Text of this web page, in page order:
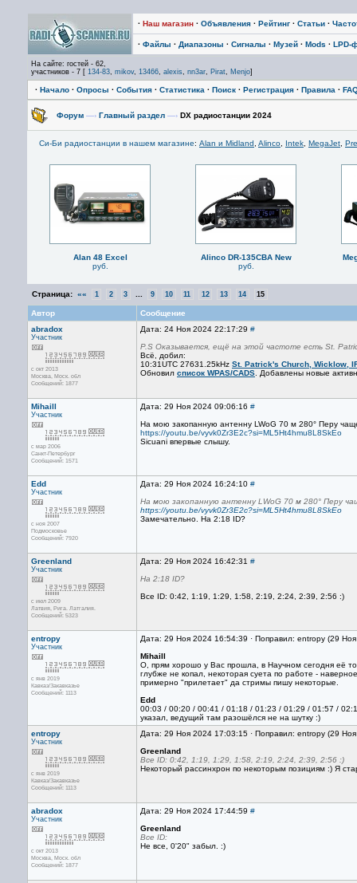
· Наш магазин · Объявления · Рейтинг · Статьи ·
· Файлы · Диапазоны · Сигналы · Музей · Mods · LPD-
На сайте: гостей - 62,
участников - 7 [ 134-83, mikov, 13466, alexis, nn3ar, Pirat, Menjo]
· Начало · Опросы · События · Статистика · Поиск · Регистрация · Правила ·
Форум —› Главный раздел —› DX радиостанции 2024
Си-Би радиостанции в нашем магазине: Alan и Midland Alinco Intek MegaJet
Alan 48 Excel
руб.
Alinco DR-135CBA New
руб.
Страница: «« 1 2 3 9 10 11 12 13 14 15
Автор
Сообщение
abradox
Участник
с окт 2013
Москва, Mоск. обл
Сообщений: 1877
Дата: 24 Ноя 2024 22:17:29 #
P.S Оказывается, ещё на этой частоте есть St.
Всё, добил:
10:31UTC 27631.25kHz St. Patrick's Church, Wicklow,
Обновил список WPAS/CADS . Добавлены новые
Mihaill
Участник
с мар 2006
Санкт-Петербург
Сообщений: 1571
Дата: 29 Ноя 2024 09:06:16 #
На мою закопанную антенну LWoG 70 м 280° Перу
https://youtu.be/vyvk0Zr3E2c?si=ML5Ht4hmu8L8SkEo
Sicuani впервые слышу.
Edd
Участник
с ноя 2007
Подмосковье
Сообщений: 7920
Дата: 29 Ноя 2024 16:24:10 #
На мою закопанную антенну LWoG 70 м 280° Перу
https://youtu.be/vyvk0Zr3E2c?si=ML5Ht4hmu8L8SkEo
Замечательно. На 2:18 ID?
Greenland
Участник
с июл 2009
Латвия, Рига. Латгалия.
Сообщений: 5323
Дата: 29 Ноя 2024 16:42:31 #
На 2:18 ID?
Все ID: 0:42, 1:19, 1:29, 1:58, 2:19, 2:24, 2:39, 2:56 :)
entropy
Участник
с янв 2019
Кавказ/Закавказье
Сообщений: 1113
Дата: 29 Ноя 2024 16:54:39 · Поправил: entropy (29
Mihaill
О, прям хорошо у Вас прошла, в Научном сегодня её
глубже не копал, некоторая суета по работе -
примерно "прилетает" да стримы пишу некоторые.
Edd
00:03 / 00:20 / 00:41 / 01:18 / 01:23 / 01:29 / 01:57 /
указал, ведущий там разошёлся не на шутку :)
entropy
Участник
с янв 2019
Кавказ/Закавказье
Сообщений: 1113
Дата: 29 Ноя 2024 17:03:15 · Поправил: entropy (29
Greenland
Все ID: 0:42, 1:19, 1:29, 1:58, 2:19, 2:24, 2:39, 2:56 :)
Некоторый рассинхрон по некоторым позициям :) Я
abradox
Участник
с окт 2013
Москва, Mоск. обл
Сообщений: 1877
Дата: 29 Ноя 2024 17:44:59 #
Greenland
Все ID:
Не все, 0'20" забыл. :)